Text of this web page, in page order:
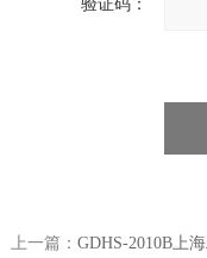
验证码：
上一篇： GDHS-2010B上